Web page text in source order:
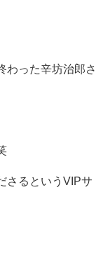
わった辛坊治郎さ
さるというVIPサ